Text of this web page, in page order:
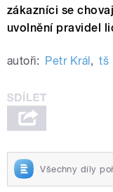
zákazníci se
uvolnění pravidel
autoři: Petr Král, tš
Všechny díly